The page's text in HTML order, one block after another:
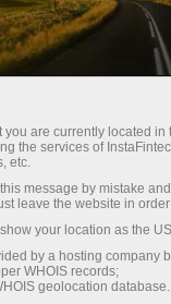
you are currently located
the services of
etc.
message by mistake
leave the website in
your location as the
by a hosting company
WHOIS records;
geolocation database.